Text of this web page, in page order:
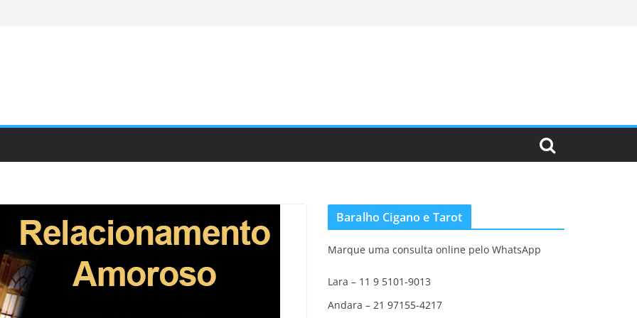
Baralho Cigano e Tarot
Marque uma consulta online pelo WhatsApp
Lara – 11 9 5101-9013
Andara – 21 97155-4217